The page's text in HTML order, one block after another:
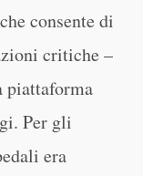
consente di
critiche –
piattaforma
Per gli
era